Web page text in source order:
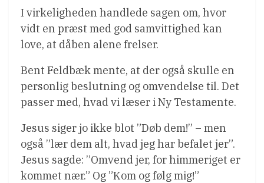
I virkeligheden handlede sagen om, hvor
vidt en præst med god samvittighed kan
love, at dåben alene frelser.
Bent Feldbæk mente, at der også skulle en
personlig beslutning og omvendelse til. Det
passer med, hvad vi læser i Ny Testamente.
Jesus siger jo ikke blot ”Døb dem!” – men
også ”lær dem alt, hvad jeg har befalet jer”.
Jesus sagde: ”Omvend jer, for himmeriget er
kommet nær.” Og ”Kom og følg mig!”